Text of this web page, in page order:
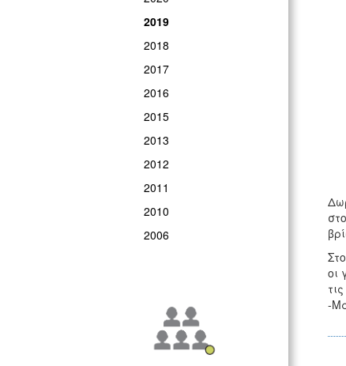
2019
2018
2017
2016
2015
2013
2012
2011
2010
2006
οι
-